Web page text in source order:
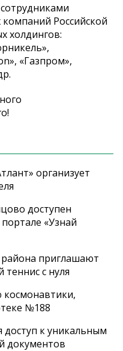
Российской
холдингов:
«Газпром»,
организует
доступен
«Узнай
района приглашают
теннис с нуля
№188
доступ к уникальным
документов